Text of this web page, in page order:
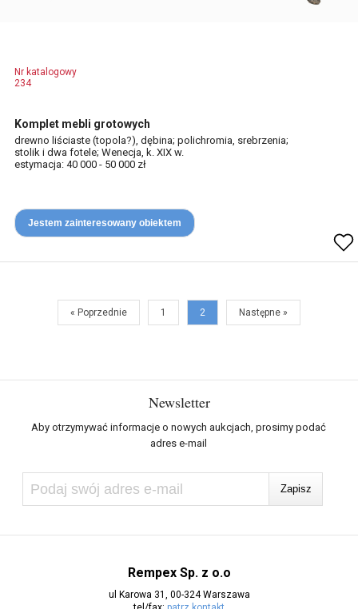
Nr katalogowy
234
Komplet mebli grotowych
drewno liściaste (topola?), dębina; polichromia, srebrzenia;
stolik i dwa fotele; Wenecja, k. XIX w.
estymacja: 40 000 - 50 000 zł
Jestem zainteresowany obiektem
« Poprzednie 1 2 Następne »
Newsletter
Aby otrzymywać informacje o nowych aukcjach, prosimy podać
adres e-mail
Rempex Sp. z o.o
ul Karowa 31, 00-324 Warszawa